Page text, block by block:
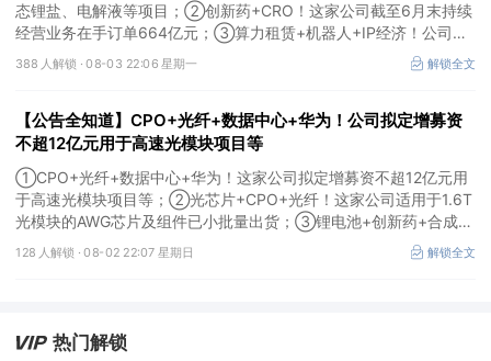
态锂盐、电解液等项目；②创新药+CRO！这家公司截至6月末持续
经营业务在手订单664亿元；③算力租赁+机器人+IP经济！公司签
署32亿元算力服务合同。
388 人解锁 ·08-03 22:06 星期一 解锁全文
【公告全知道】CPO+光纤+数据中心+华为！公司拟定增募资
不超12亿元用于高速光模块项目等
①CPO+光纤+数据中心+华为！这家公司拟定增募资不超12亿元用
于高速光模块项目等；②光芯片+CPO+光纤！这家公司适用于1.6T
光模块的AWG芯片及组件已小批量出货；③锂电池+创新药+合成生
物！公司拟定增募资不超过7亿元以切入半导体供应链。
128 人解锁 ·08-02 22:07 星期日 解锁全文
热门解锁